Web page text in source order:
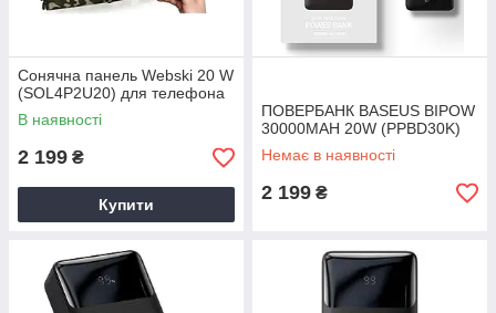
Сонячна панель Webski 20 W
(SOL4P2U20) для телефона
В наявності
2 199 ₴
Купити
ПОВЕРБАНК BASEUS BIPOW
30000MAH 20W (PPBD30K)
Немає в наявності
2 199 ₴